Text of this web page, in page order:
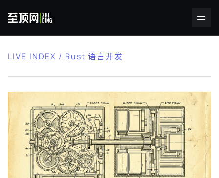
LIVE INDEX / Rust 语言开发